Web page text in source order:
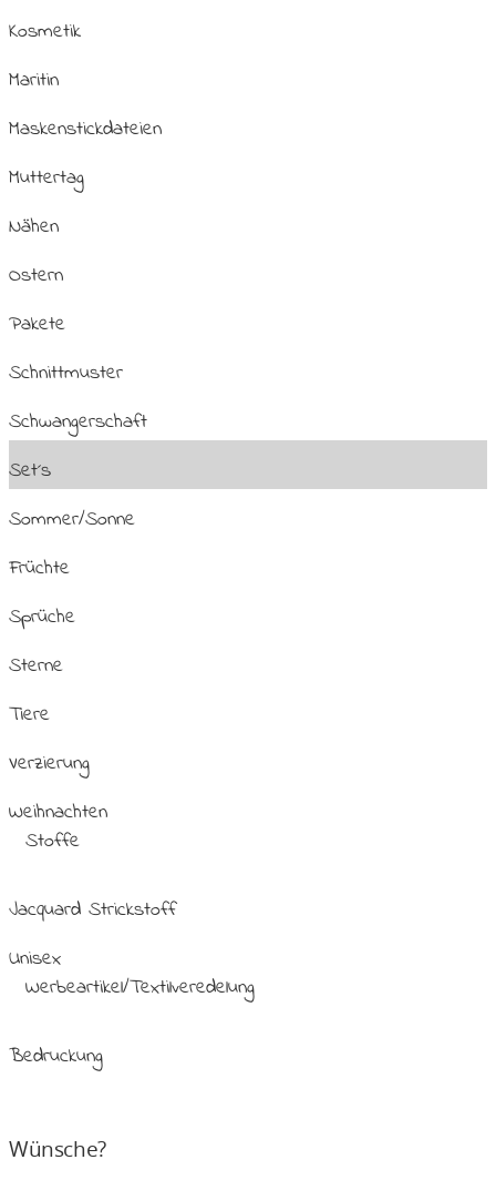
Kosmetik
Maritin
Maskenstickdateien
Muttertag
Nähen
Ostern
Pakete
Schnittmuster
Schwangerschaft
Set´s
Sommer/Sonne
Früchte
Sprüche
Sterne
Tiere
Verzierung
Weihnachten
Stoffe
Jacquard Strickstoff
Unisex
Werbeartikel/Textilveredelung
Bedruckung
Wünsche?